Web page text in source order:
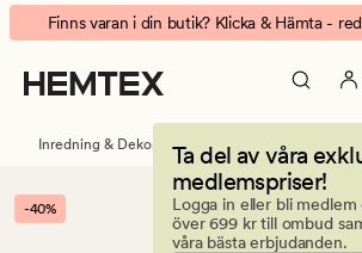
Hannah
fat
offwhite
Animerad
banner.
Klicka
på
att
pausa.
Finns varan i din butik? Klicka & Hämta -
Ta del av våra
medlemspriser!
Logga in eller bli
över 699 kr till ombud
våra bästa erbjudanden.
Inredning & Dekorationer Blomkrukor
-40%